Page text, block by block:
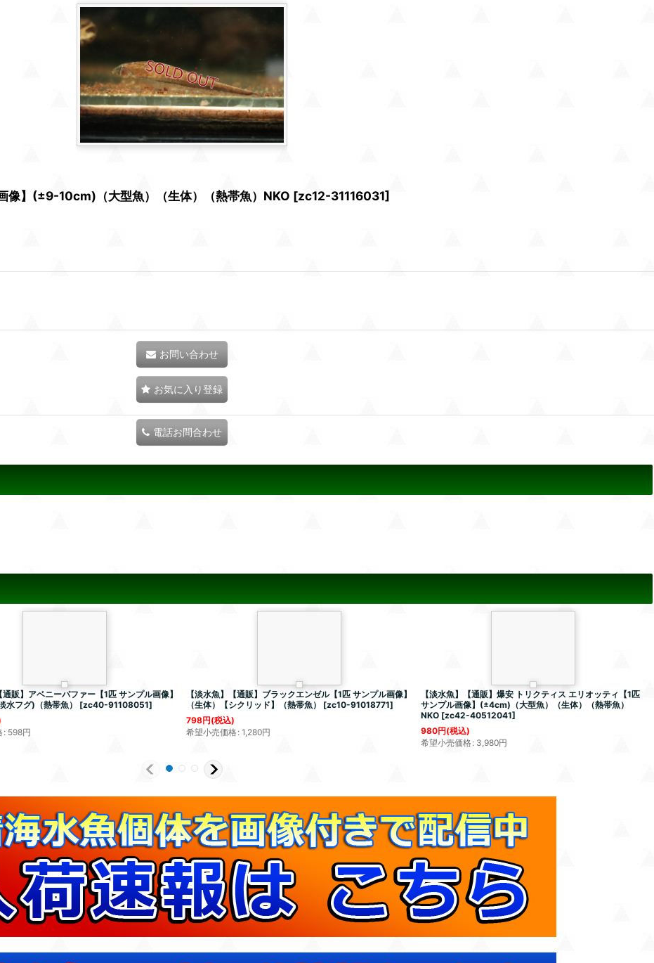
像】(±9-10cm)（大型魚）（生体）（熱帯魚）NKO [zc12-31116031]
お問い合わせ
お気に入り登録
電話お問合わせ
通販】アベニーパファー【1匹 サンプル画像】
水フグ)（熱帯魚）
[zc40-91108051]
: 598円
【淡水魚】【通販】ブラックエンゼル【1匹 サンプル画像】
（生体）【シクリッド】（熱帯魚）
[zc10-91018771]
798円(税込)
希望小売価格: 1,280円
【淡水魚】【通販】爆安 トリクティス エリオッティ【1匹
サンプル画像】(±4cm)（大型魚）（生体）（熱帯魚）
NKO [zc42-40512041]
980円(税込)
希望小売価格: 3,980円